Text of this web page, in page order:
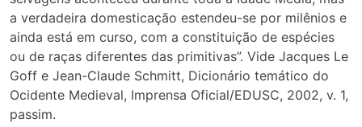
a verdadeira domesticação estendeu-se por milênios e
ainda está em curso, com a constituição de espécies
ou de raças diferentes das primitivas”. Vide Jacques Le
Goff e Jean-Claude Schmitt, Dicionário temático do
Ocidente Medieval, Imprensa Oficial/EDUSC, 2002, v. 1,
passim.